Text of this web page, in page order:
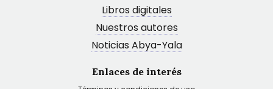
Libros digitales
Nuestros autores
Noticias Abya-Yala
Enlaces de interés